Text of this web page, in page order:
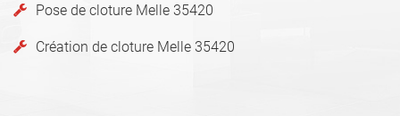
Pose de cloture Melle 35420
Création de cloture Melle 35420